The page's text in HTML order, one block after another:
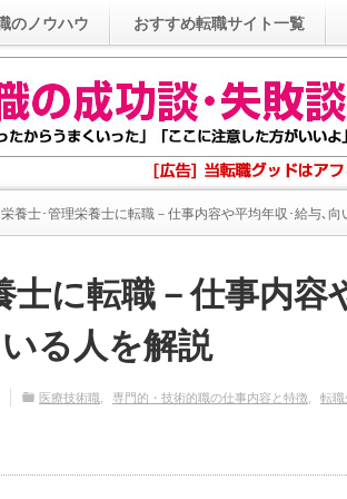
のノウハウ おすすめ転職サイト一覧
栄養士･管理栄養士に転職－仕事内容や平均年収･給与､向
士に転職－仕事内容
る人を解説
医療技術職 専門的・技術的職の仕事内容と特徴 転職